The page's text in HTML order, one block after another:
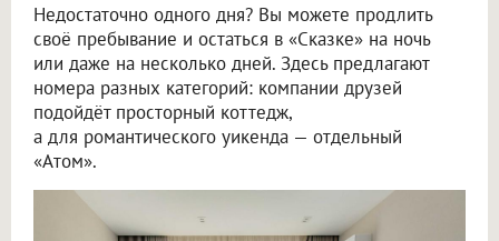
Недостаточно одного дня? Вы можете продлить
своё пребывание и остаться в «Сказке» на ночь
или даже на несколько дней. Здесь предлагают
номера разных категорий: компании друзей
подойдёт просторный коттедж,
а для романтического уикенда — отдельный
«Атом».